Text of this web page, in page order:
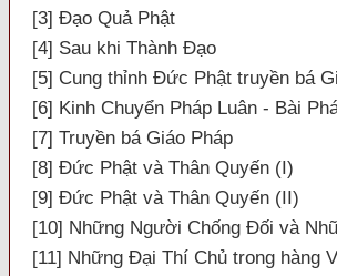
[3] Đạo Quả Phật
[4] Sau khi Thành Đạo
[5] Cung thỉnh Đức Phật truyền bá
[6] Kinh Chuyển Pháp Luân - Bài
[7] Truyền bá Giáo Pháp
[8] Đức Phật và Thân Quyến (I)
[9] Đức Phật và Thân Quyến (II)
[10] Những Người Chống Đối và
[11] Những Đại Thí Chủ trong hàng